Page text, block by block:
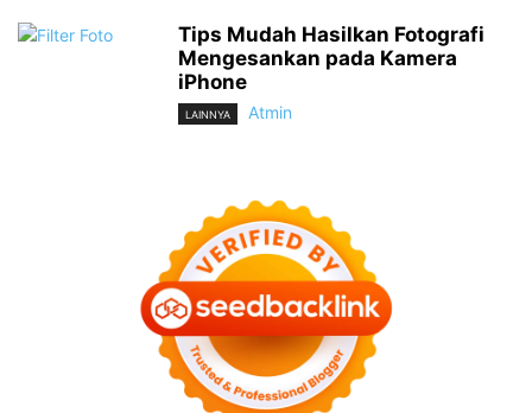
Tips Mudah Hasilkan Fotografi
Mengesankan pada Kamera
iPhone
LAINNYA Atmin